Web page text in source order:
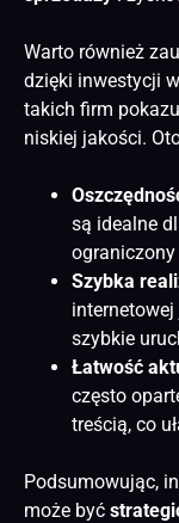
Warto również
dzięki inwestycji
takich firm
niskiej jakości.
są idealne
ograniczony
Szybka
szybkie
Łatwość
często
treścią, co
Podsumowując,
może być